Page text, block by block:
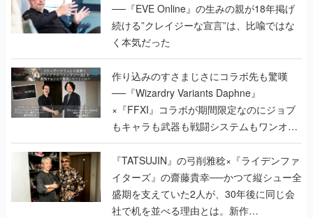
──『EVE Online』の生みの親が18年掲げ
続ける”クレイジーな宣言”は、比喩ではな
く本気だった
作り込みのすさまじさにコラボ先も驚嘆
──『Wizardry Variants Daphne』
×『FFXI』コラボが期間限定なのにジョブ
もキャラも武器も戦闘システムもワンオフ
で作り込まれた理由を両ディレクターに聞
く
『TATSUJIN』の弓削雅稔×『ライデンファ
イターズ』の齋藤貴幸──かつて縦シュー全
盛期を支えていた2人が、30年後に同じ会
社で机を並べる理由とは。新作